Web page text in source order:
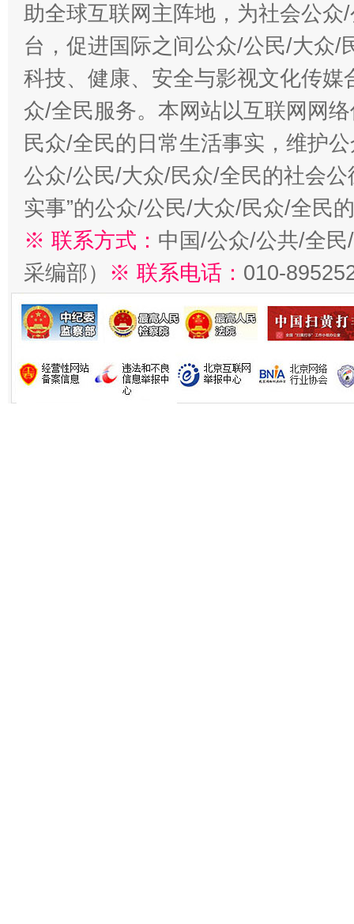
助全球互联网主阵地，为社会公
台，促进国际之间公众/公民/大众/
科技、健康、安全与影视文化传
众/全民服务。本网站以互联网网
民众/全民的日常生活事实，维护
公众/公民/大众/民众/全民的社会公
实事”的公众/公民/大众/民众/全民
※ 联系方式： 中国/公众/公共/全
采编部） ※ 联系电话： 010-